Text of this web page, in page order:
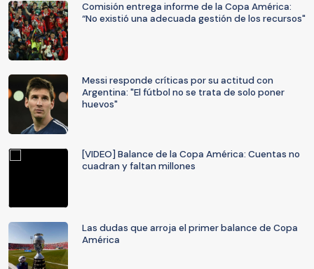
Comisión entrega informe de la Copa América:
“No existió una adecuada gestión de los recursos"
Messi responde críticas por su actitud con
Argentina: "El fútbol no se trata de solo poner
huevos"
[VIDEO] Balance de la Copa América: Cuentas no
cuadran y faltan millones
Las dudas que arroja el primer balance de Copa
América